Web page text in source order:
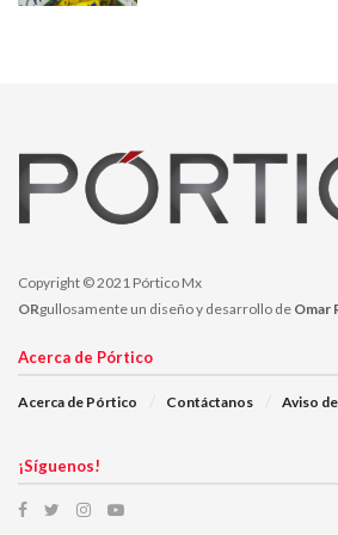
matrimonio igualitario.
Temas: Iris Aguirre Lo Mas Destacado
Copyright © 2021 Pórtico Mx
ORgullosamente un diseño y desarrollo de Omar
Acerca de Pórtico
Acerca de Pórtico Contáctanos Aviso
¡Síguenos!